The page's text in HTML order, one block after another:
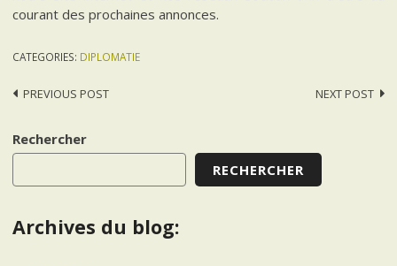
courant des prochaines annonces.
CATEGORIES: DIPLOMATIE
Post
PREVIOUS POST NEXT POST
Rechercher
RECHERCHER
Archives du blog: